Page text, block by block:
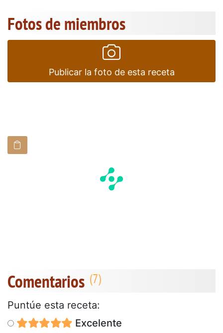
Fotos de miembros
Publicar la foto de esta receta
Comentarios
Puntúe esta receta:
Excelente